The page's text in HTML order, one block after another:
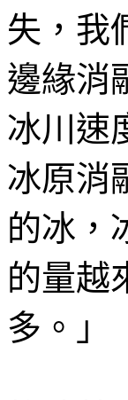
失，我
邊緣消
冰川速
冰原消
的冰，
的量越
多。」